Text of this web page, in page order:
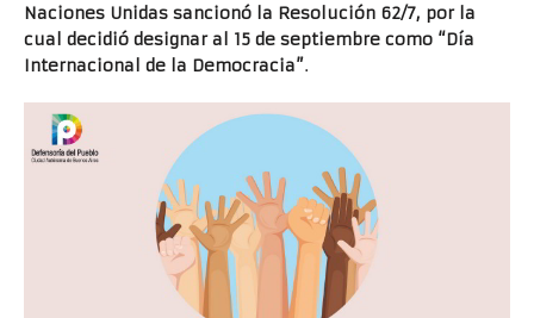
Naciones Unidas sancionó la Resolución 62/7, por la
cual decidió designar al 15 de septiembre como “Día
Internacional de la Democracia”.